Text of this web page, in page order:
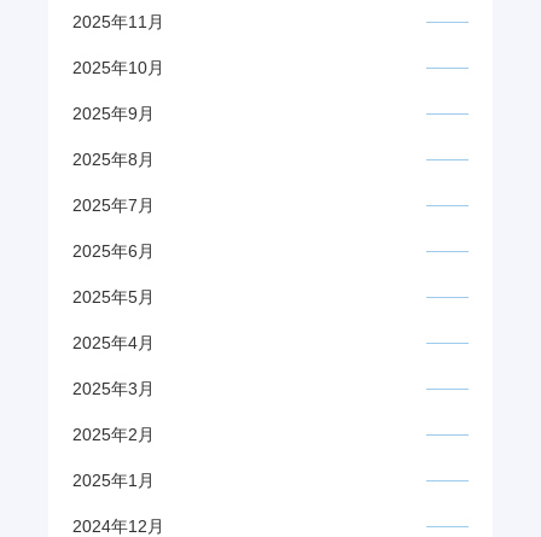
2025年11月
2025年10月
2025年9月
2025年8月
2025年7月
2025年6月
2025年5月
2025年4月
2025年3月
2025年2月
2025年1月
2024年12月